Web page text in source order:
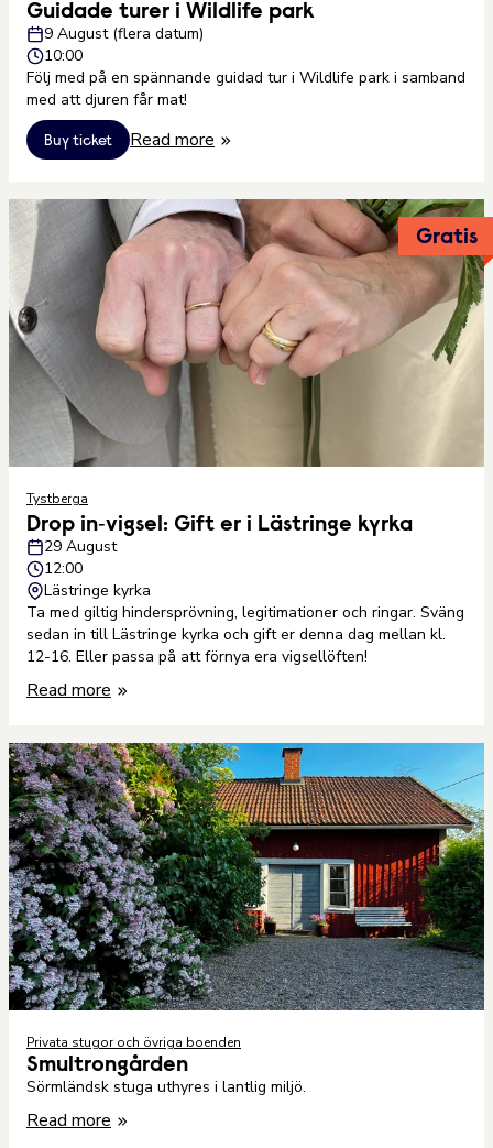
Guidade turer i Wildlife park
9 August (flera datum)
10:00
Följ med på en spännande guidad tur i Wildlife park i samband
med att djuren får mat!
Buy ticket Read more
Gratis
Tystberga
Drop in‑vigsel: Gift er i Lästringe kyrka
29 August
12:00
Lästringe kyrka
Ta med giltig hindersprövning, legitimationer och ringar. Sväng
sedan in till Lästringe kyrka och gift er denna dag mellan kl.
12-16. Eller passa på att förnya era vigsellöften!
Read more
Privata stugor och övriga boenden
Smultrongården
Sörmländsk stuga uthyres i lantlig miljö.
Read more